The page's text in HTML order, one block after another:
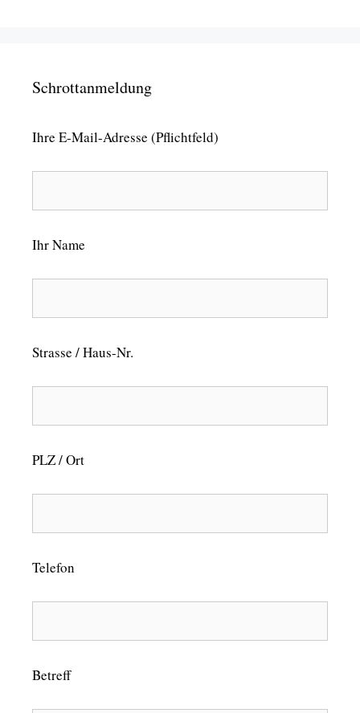
Schrottanmeldung
Ihre E-Mail-Adresse (Pflichtfeld)
Ihr Name
Strasse / Haus-Nr.
PLZ / Ort
Telefon
Betreff